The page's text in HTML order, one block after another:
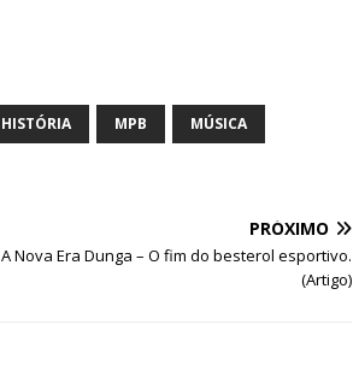
HISTÓRIA MPB MÚSICA
PRÓXIMO
A Nova Era Dunga – O fim do besterol esportivo.
(Artigo)